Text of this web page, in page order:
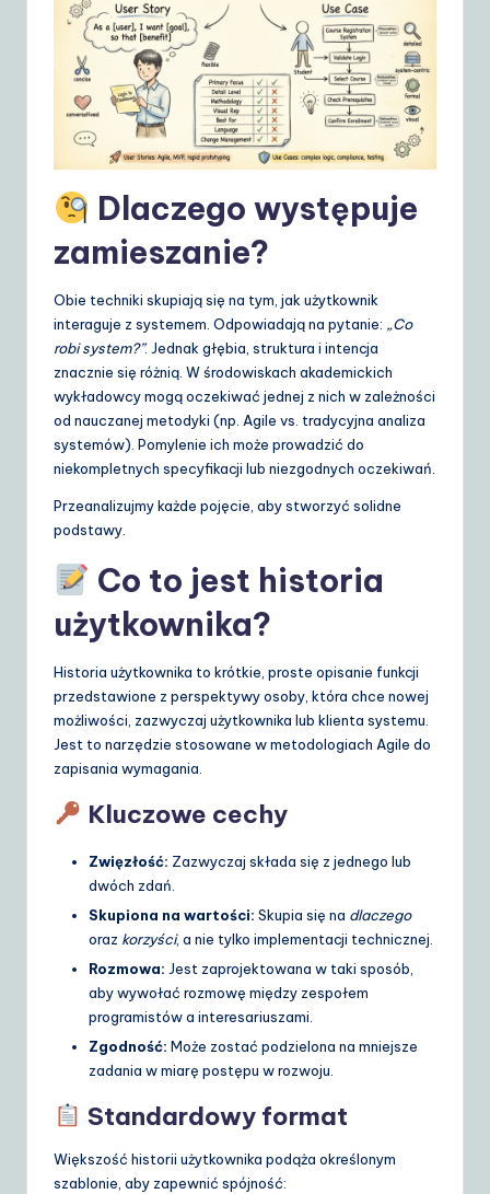
A
&
o
ft
w
lu
ti
o
Dlaczego występuje
zamieszanie?
Obie techniki skupiają się na tym, jak użytkownik
interaguje z systemem. Odpowiadają na pytanie: „Co
robi system?”. Jednak głębia, struktura i intencja
znacznie się różnią. W środowiskach akademickich
wykładowcy mogą oczekiwać jednej z nich w zależności
od nauczanej metodyki (np. Agile vs. tradycyjna analiza
systemów). Pomylenie ich może prowadzić do
niekompletnych specyfikacji lub niezgodnych oczekiwań.
Przeanalizujmy każde pojęcie, aby stworzyć solidne
podstawy.
Co to jest historia
użytkownika?
Historia użytkownika to krótkie, proste opisanie funkcji
przedstawione z perspektywy osoby, która chce nowej
możliwości, zazwyczaj użytkownika lub klienta systemu.
Jest to narzędzie stosowane w metodologiach Agile do
zapisania wymagania.
Kluczowe cechy
Zwięzłość: Zazwyczaj składa się z jednego lub
dwóch zdań.
Skupiona na wartości: Skupia się na dlaczego
oraz korzyści, a nie tylko implementacji technicznej.
Rozmowa: Jest zaprojektowana w taki sposób,
aby wywołać rozmowę między zespołem
programistów a interesariuszami.
Zgodność: Może zostać podzielona na mniejsze
zadania w miarę postępu w rozwoju.
Standardowy format
Większość historii użytkownika podąża określonym
szablonie, aby zapewnić spójność: